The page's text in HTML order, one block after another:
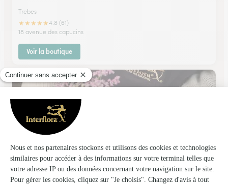
Trebes
★★★★★4.8 (61)
18 avenue des capucins
Voir la boutique
Chez Marcelle Florale